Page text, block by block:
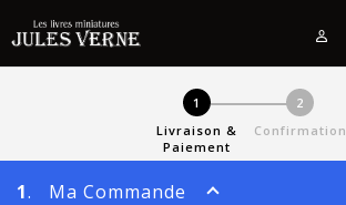
1
Livraison &
Paiement
2
Confirmation
1. Ma Commande